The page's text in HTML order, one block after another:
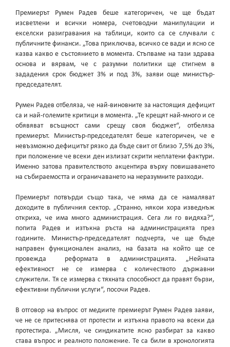
Премиерът Румен Радев беше категоричен, че ще бъдат
изсветлени и всички номера, счетоводни манипулации и
екселски разигравания на таблици, които са се случвали с
публичните финанси. „Това приключва, всичко се вади и ясно се
казва какво е състоянието в момента. Стъпваме на тази здрава
основа и вярвам, че с разумни политики ще стигнем в
зададения срок бюджет 3% и под 3%, заяви още министър-
председателят.
Румен Радев отбеляза, че най-виновните за настоящия дефицит
са и най-големите критици в момента. „Те крещят най-много и се
обявяват всъщност сами срещу своя бюджет“, отбеляза
премиерът. Министър-председателят беше категоричен, че е
невъзможно дефицитът рязко да бъде свит от близо 7,5% до 3%,
при положение че всеки ден излизат скрити неплатени фактури.
Именно затова правителството акцентира върху повишаването
на събираемостта и ограничаването на неразумните разходи.
Премиерът потвърди също така, че няма да се намаляват
доходите в публичния сектор. „Странно, някои хора изведнъж
откриха, че има много администрация. Сега ли го видяха?“,
попита Радев и изтъкна ръста на администрацията през
годините. Министър-председателят подчерта, че ще бъде
направен функционален анализ, на базата на който ще се
провежда реформата в администрацията. „Нейната
ефективност не се измерва с количеството държавни
служители. Тя се измерва с тяхната способност да правят бързи,
ефективни публични услуги“, посочи Радев.
В отговор на въпрос от медиите премиерът Румен Радев заяви,
че не се притеснява от протести и изтъкна правото на всеки да
протестира. „Мисля, че синдикатите ясно разбират за какво
става въпрос и реалното положение. Те са били в хронологията